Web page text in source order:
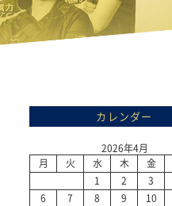
カレンダー
2026年4月
月
火 水 木 金
1
2 3
6
7 8 9 10